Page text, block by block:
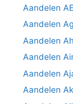
Aandelen
Aandelen
Aandelen
Aandelen
Aandelen
Aandelen